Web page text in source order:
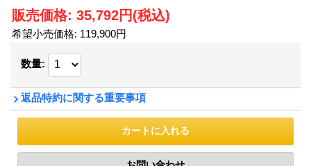
販売価格: 35,792円(税込)
希望小売価格: 119,900円
数量:
返品特約に関する重要事項